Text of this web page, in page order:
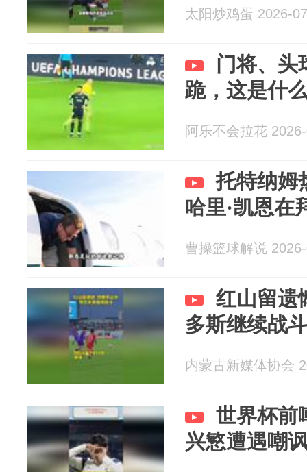
太阳炒鸡蛋 2026-
门将、头
跪，这是什
阿乐不会拉花
托特纳姆
哈里·凯恩在
曹操篮球解说
红山留遗
多斯继续战
内蒙古新媒体协会
世界杯前
兴慜遭遇嘲